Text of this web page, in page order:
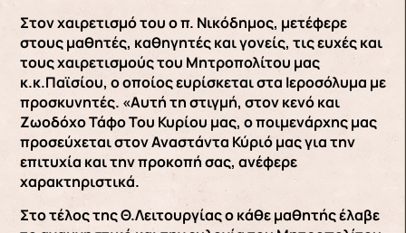
Στον χαιρετισμό του ο π. Νικόδημος, μετέφερε
στους μαθητές, καθηγητές και γονείς, τις ευχές και
τους χαιρετισμούς του Μητροπολίτου μας
κ.κ.Παϊσίου, ο οποίος ευρίσκεται στα Ιεροσόλυμα με
προσκυνητές. «Αυτή τη στιγμή, στον κενό και
Ζωοδόχο Τάφο Του Κυρίου μας, ο ποιμενάρχης μας
προσεύχεται στον Αναστάντα Κύριό μας για την
επιτυχία και την προκοπή σας, ανέφερε
χαρακτηριστικά.
Στο τέλος της Θ.Λειτουργίας ο κάθε μαθητής έλαβε